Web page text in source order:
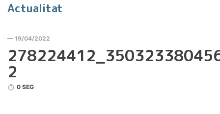
Actualitat
— 19/04/2022
2
0 SEG